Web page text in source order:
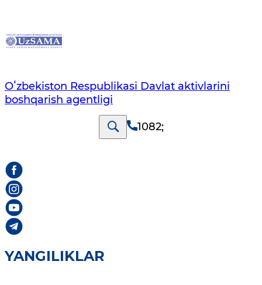
Oʻzbekiston Respublikasi Davlat aktivlarini
boshqarish agentligi
1082;
YANGILIKLAR